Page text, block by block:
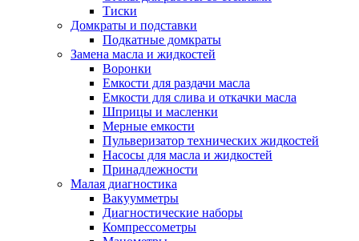
Тиски
Домкраты и подставки
Подкатные домкраты
Замена масла и жидкостей
Воронки
Емкости для раздачи масла
Емкости для слива и откачки масла
Шприцы и масленки
Мерные емкости
Пульверизатор технических жидкостей
Насосы для масла и жидкостей
Принадлежности
Малая диагностика
Вакуумметры
Диагностические наборы
Компрессометры